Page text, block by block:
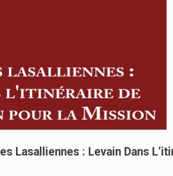
Lasalliennes : Levain Dans